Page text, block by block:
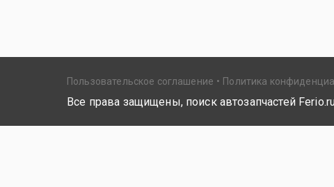
Пользовательское соглашение Политика
Все права защищены, поиск автозапчастей